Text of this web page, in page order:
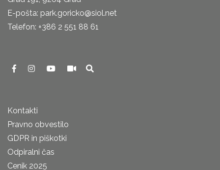
E-pošta: park.goricko@siol.net
Telefon: +386 2 551 88 61
Kontakti
Pravno obvestilo
GDPR in piškotki
Odpiralni čas
Cenik 2025